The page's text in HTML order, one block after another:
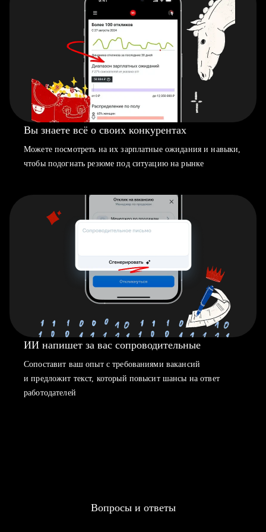
Вы знаете всё о своих конкурентах
Можете посмотреть на их зарплатные ожидания и навыки,
чтобы подогнать резюме под ситуацию на рынке
ИИ напишет за вас сопроводительные
Сопоставит ваш опыт с требованиями вакансий
и предложит текст, который повысит шансы на ответ
работодателей
Вопросы и ответы